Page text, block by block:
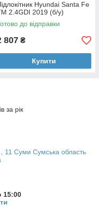
Hyundai Santa Fe
2.4GDI 2019 (б/у)
до відправки
807 ₴
Купити
за рік
, 11 Суми Сумська область
15:00